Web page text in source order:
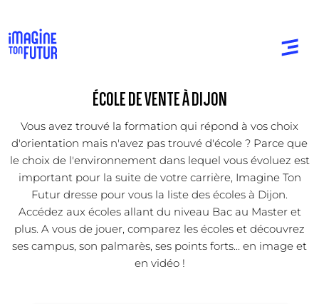
ÉCOLE DE VENTE À DIJON
Vous avez trouvé la formation qui répond à vos choix
d'orientation mais n'avez pas trouvé d'école ? Parce que
le choix de l'environnement dans lequel vous évoluez est
important pour la suite de votre carrière, Imagine Ton
Futur dresse pour vous la liste des écoles à Dijon.
Accédez aux écoles allant du niveau Bac au Master et
plus. A vous de jouer, comparez les écoles et découvrez
ses campus, son palmarès, ses points forts... en image et
en vidéo !